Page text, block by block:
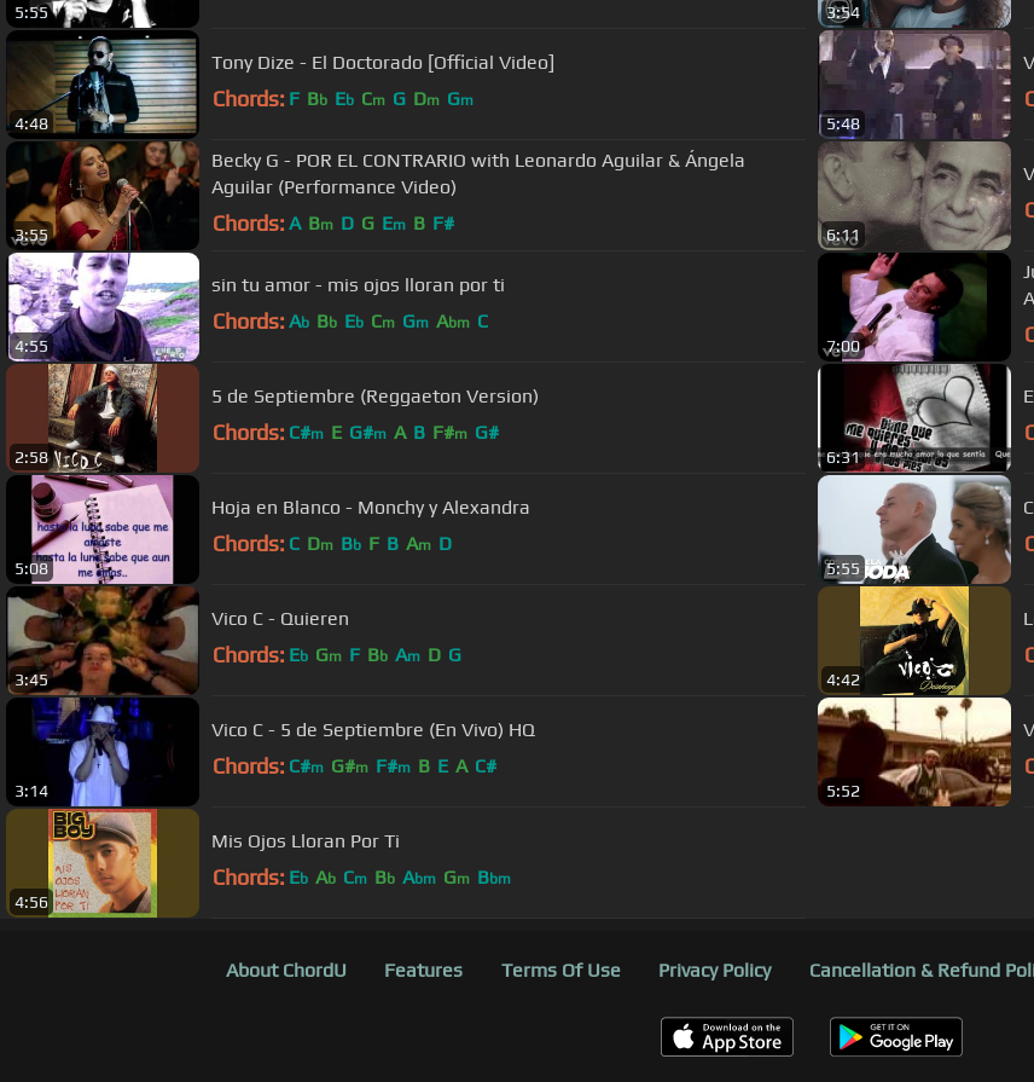
5:55 3:54
4:48
Tony Dize - El Doctorado [Official Video]
Chords: F Bb Eb Cm G Dm Gm
5:48
3:55
Becky G - POR EL CONTRARIO with Leonardo Aguilar & Ángela
Aguilar (Performance Video)
Chords: A Bm D G Em B F#
6:11
4:55
sin tu amor - mis ojos lloran por ti
Chords: Ab Bb Eb Cm Gm Abm C
7:00
2:58
5 de Septiembre (Reggaeton Version)
Chords: C#m E G#m A B F#m G#
6:31
5:08
Hoja en Blanco - Monchy y Alexandra
Chords: C Dm Bb F B Am D
5:55
3:45
Vico C - Quieren
Chords: Eb Gm F Bb Am D G
4:42
3:14
Vico C - 5 de Septiembre (En Vivo) HQ
Chords: C#m G#m F#m B E A C#
5:52
4:56
Mis Ojos Lloran Por Ti
Chords: Eb Ab Cm Bb Abm Gm Bbm
About ChordU Features Terms Of Use Privacy Policy Cancellation & Refund